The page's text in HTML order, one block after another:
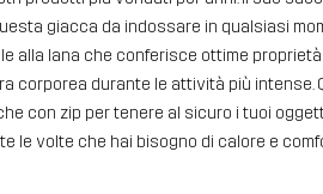
giacca da indossare in qualsiasi
alla lana che conferisce ottime
corporea durante le attività più intense.
con zip per tenere al sicuro i tuoi
le volte che hai bisogno di calore e